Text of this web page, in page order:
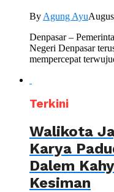
By Agung Ayu
Denpasar –
Negeri Denpasar
mempercepat
Terkini
Walikota
Karya
Dalem
Kesiman